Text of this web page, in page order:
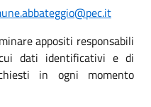
appositi responsabili
dati identificativi e di
in ogni momento